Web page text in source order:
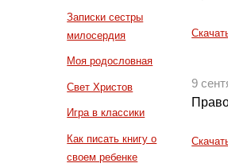
Записки сестры
милосердия
Моя родословная
Свет Христов
Игра в классики
Как писать книгу о
своем ребенке
9